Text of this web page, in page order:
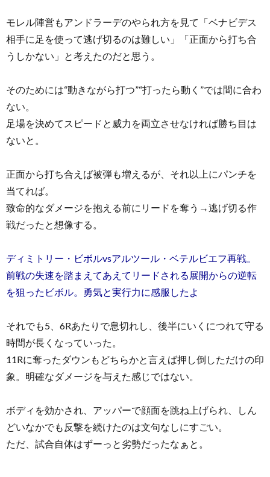
モレル陣営もアンドラーデのやられ方を見て「ベナビデス
相手に足を使って逃げ切るのは難しい」「正面から打ち合
うしかない」と考えたのだと思う。
そのためには“動きながら打つ”“打ったら動く”では間に合わ
ない。
足場を決めてスピードと威力を両立させなければ勝ち目は
ないと。
正面から打ち合えば被弾も増えるが、それ以上にパンチを
当てれば。
致命的なダメージを抱える前にリードを奪う→逃げ切る作
戦だったと想像する。
ディミトリー・ビボルvsアルツール・ベテルビエフ再戦。
前戦の失速を踏まえてあえてリードされる展開からの逆転
を狙ったビボル。勇気と実行力に感服したよ
それでも5、6Rあたりで息切れし、後半にいくにつれて守る
時間が長くなっていった。
11Rに奪ったダウンもどちらかと言えば押し倒しただけの印
象。明確なダメージを与えた感じではない。
ボディを効かされ、アッパーで顔面を跳ね上げられ、しん
どいなかでも反撃を続けたのは文句なしにすごい。
ただ、試合自体はずーっと劣勢だったなぁと。